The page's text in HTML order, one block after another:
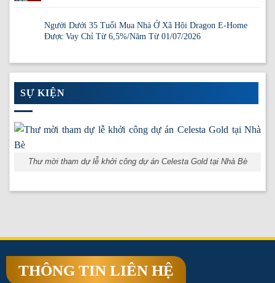
Người Dưới 35 Tuổi Mua Nhà Ở Xã Hội Dragon E-Home
Được Vay Chỉ Từ 6,5%/Năm Từ 01/07/2026
SỰ KIỆN
Thư mời tham dự lễ khởi công dự án Celesta Gold tại Nhà Bè
THÔNG TIN LIÊN HỆ